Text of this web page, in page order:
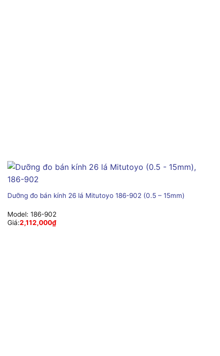
Dưỡng đo bán kính 26 lá Mitutoyo 186-902 (0.5 – 15mm)
Model: 186-902
Giá:2,112,000₫